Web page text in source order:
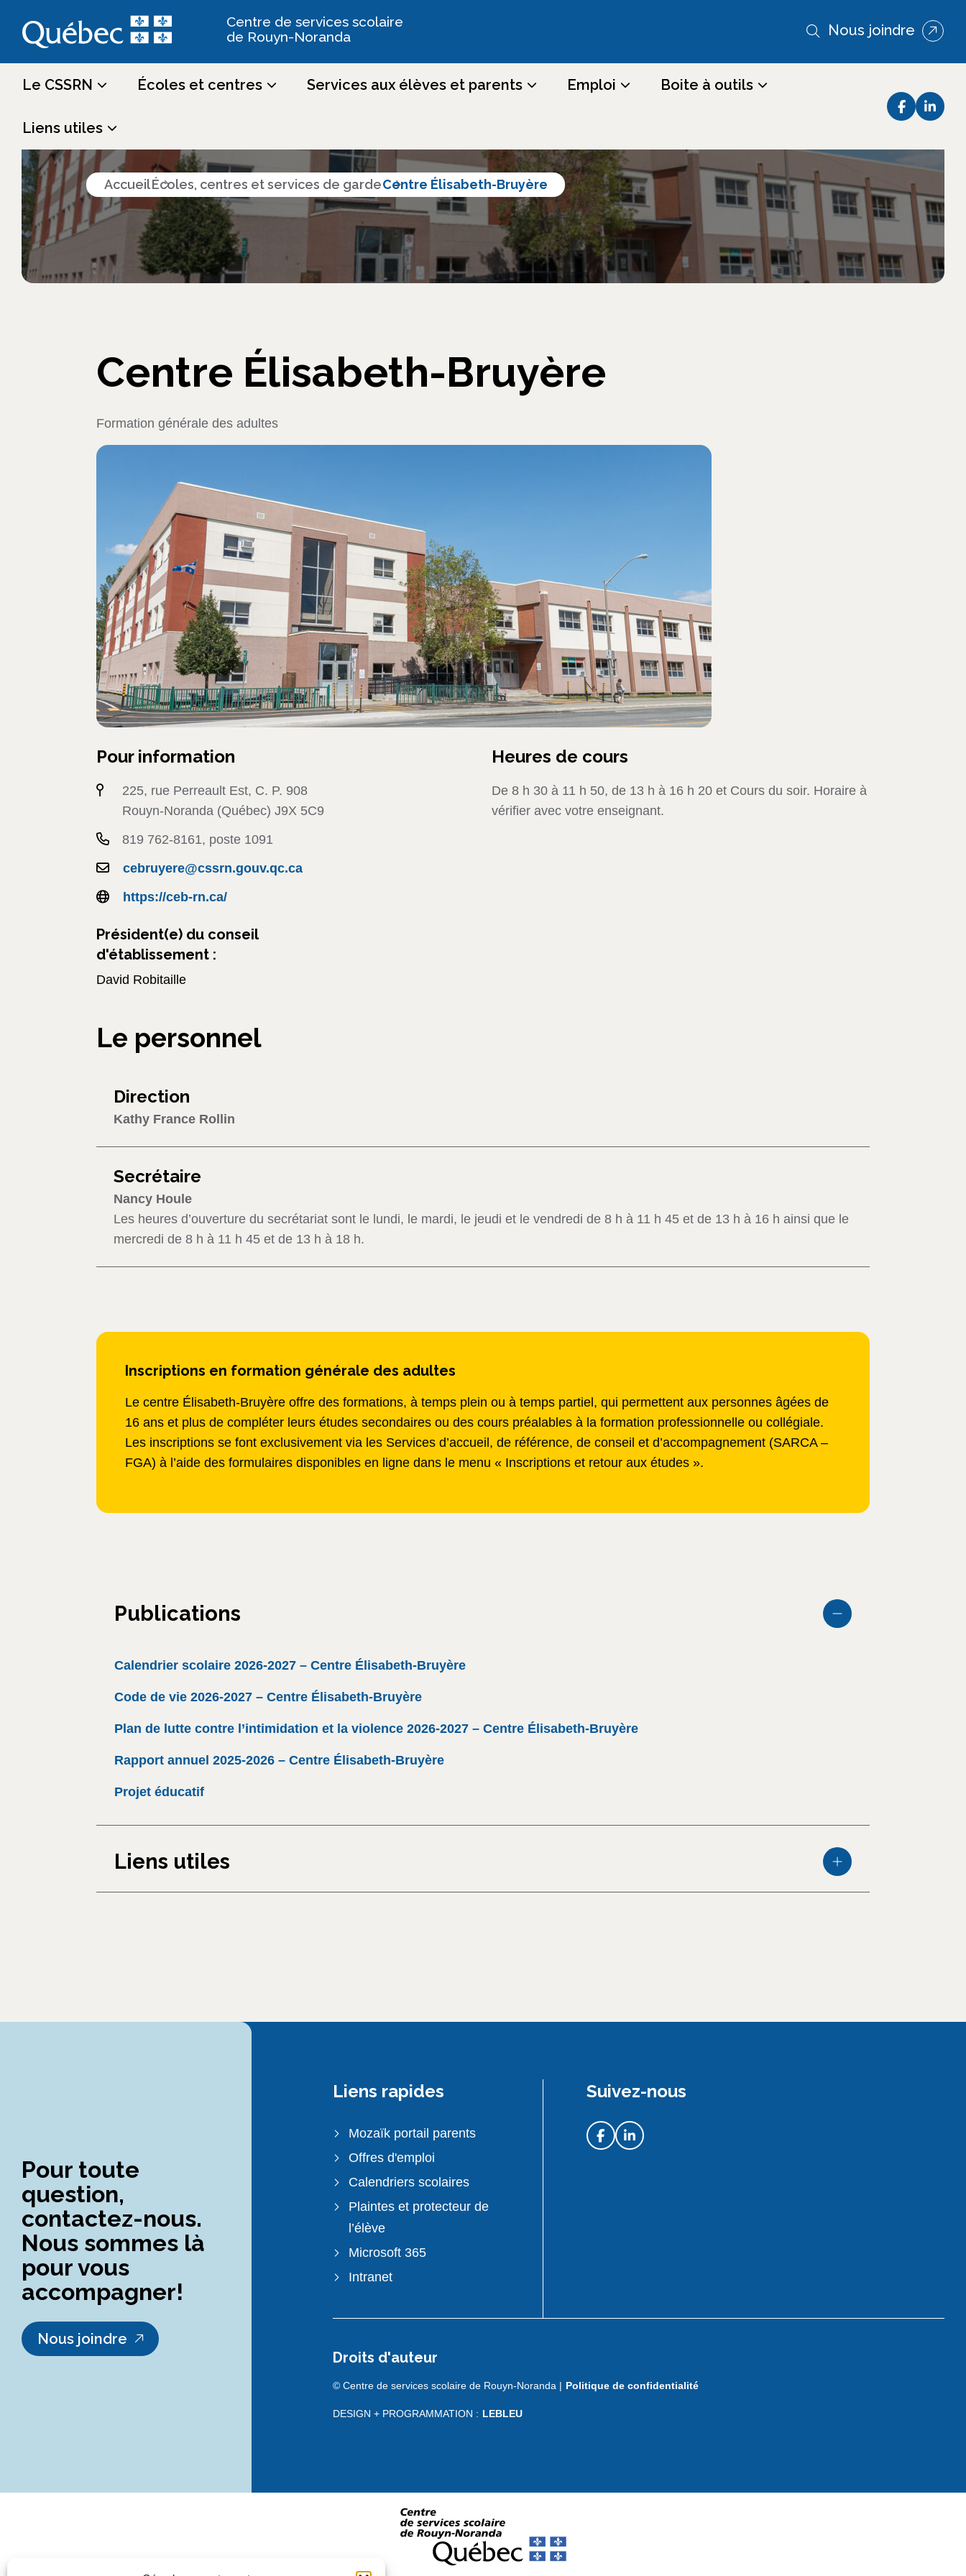
Centre de services scolaire
de Rouyn-Noranda
Nous joindre
Le CSSRN Écoles et centres Services aux élèves et parents Emploi Boite à outils
Liens utiles
AccueilÉcoles, centres et services de gardeCentre Élisabeth-Bruyère
Centre Élisabeth-Bruyère
Formation générale des adultes
Pour information
225, rue Perreault Est, C. P. 908
Rouyn-Noranda (Québec) J9X 5C9
819 762-8161, poste 1091
cebruyere@cssrn.gouv.qc.ca
https://ceb-rn.ca/
Président(e) du conseil
d'établissement :
David Robitaille
Heures de cours
De 8 h 30 à 11 h 50, de 13 h à 16 h 20 et Cours du soir. Horaire à
vérifier avec votre enseignant.
Le personnel
Direction
Kathy France Rollin
Secrétaire
Nancy Houle
Les heures d’ouverture du secrétariat sont le lundi, le mardi, le jeudi et le vendredi de 8 h à 11 h 45 et de 13 h à 16 h ainsi que le
mercredi de 8 h à 11 h 45 et de 13 h à 18 h.
Inscriptions en formation générale des adultes
Le centre Élisabeth-Bruyère offre des formations, à temps plein ou à temps partiel, qui permettent aux personnes âgées de
16 ans et plus de compléter leurs études secondaires ou des cours préalables à la formation professionnelle ou collégiale.
Les inscriptions se font exclusivement via les Services d’accueil, de référence, de conseil et d’accompagnement (SARCA –
FGA) à l’aide des formulaires disponibles en ligne dans le menu « Inscriptions et retour aux études ».
Publications
Calendrier scolaire 2026-2027 – Centre Élisabeth-Bruyère
Code de vie 2026-2027 – Centre Élisabeth-Bruyère
Plan de lutte contre l’intimidation et la violence 2026-2027 – Centre Élisabeth-Bruyère
Rapport annuel 2025-2026 – Centre Élisabeth-Bruyère
Projet éducatif
Liens utiles
Pour toute
question,
contactez-nous.
Nous sommes là
pour vous
accompagner!
Nous joindre
Liens rapides
Mozaïk portail parents
Offres d'emploi
Calendriers scolaires
Plaintes et protecteur de
l’élève
Microsoft 365
Intranet
Suivez-nous
Droits d'auteur
© Centre de services scolaire de Rouyn-Noranda | Politique de confidentialité
DESIGN + PROGRAMMATION : LEBLEU